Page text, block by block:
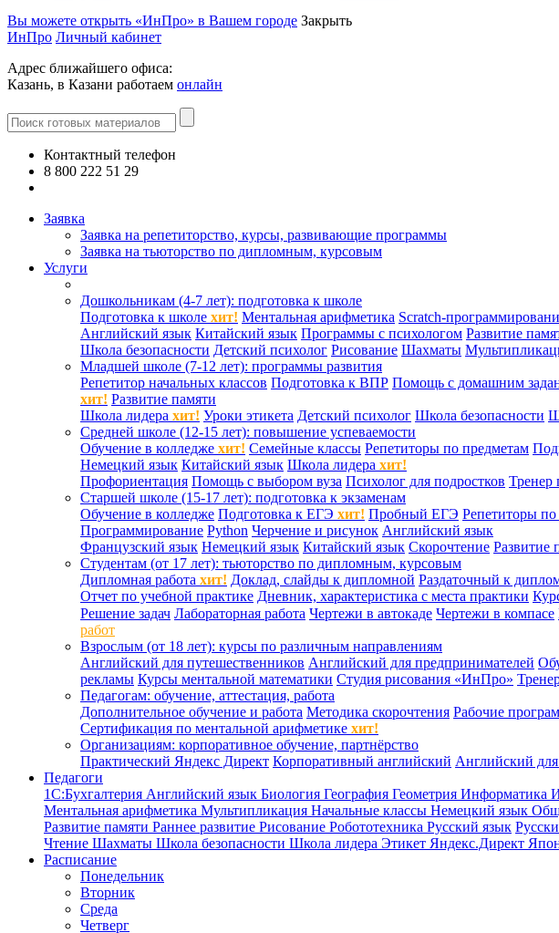
Вы можете открыть «ИнПро» в Вашем городе Закрыть
ИнПро Личный кабинет
Адрес ближайшего офиса:
Казань, в Казани работаем онлайн
Контактный телефон
8 800 222 51 29
Заявка
Заявка на репетиторство, курсы, развивающие программы
Заявка на тьюторство по дипломным, курсовым
Услуги
Дошкольникам (4-7 лет): подготовка к школе
Подготовка к школе хит! Ментальная арифметика Scratch-
Английский язык Китайский язык Программы с психологом Развитие
Школа безопасности Детский психолог Рисование Шахматы
Младшей школе (7-12 лет): программы развития
Репетитор начальных классов Подготовка к ВПР Помощь с домашним
хит! Развитие памяти
Школа лидера хит! Уроки этикета Детский психолог Школа безопасности
Средней школе (12-15 лет): повышение успеваемости
Обучение в колледже хит! Семейные классы Репетиторы по предметам
Немецкий язык Китайский язык Школа лидера хит!
Профориентация Помощь с выбором вуза Психолог для подростков Тренер
Старшей школе (15-17 лет): подготовка к экзаменам
Обучение в колледже Подготовка к ЕГЭ хит! Пробный ЕГЭ Репетиторы
Программирование Python Черчение и рисунок Английский язык
Французский язык Немецкий язык Китайский язык Скорочтение Развитие
Студентам (от 17 лет): тьюторство по дипломным, курсовым
Дипломная работа хит! Доклад, слайды к дипломной Раздаточный к
Отчет по учебной практике Дневник, характеристика с места практики
Решение задач Лабораторная работа Чертежи в автокаде Чертежи в компасе
работ
Взрослым (от 18 лет): курсы по различным направлениям
Английский для путешественников Английский для предпринимателей
рекламы Курсы ментальной математики Студия рисования «ИнПро»
Педагогам: обучение, аттестация, работа
Дополнительное обучение и работа Методика скорочтения Рабочие
Сертификация по ментальной арифметике хит!
Организациям: корпоративное обучение, партнёрство
Практический Яндекс Директ Корпоративный английский Английский для
Педагоги
1С:Бухгалтерия Английский язык Биология География Геометрия Информатика
Ментальная арифметика Мультипликация Начальные классы Немецкий язык
Развитие памяти Раннее развитие Рисование Робототехника Русский язык
Чтение Шахматы Школа безопасности Школа лидера Этикет Яндекс.Директ
Расписание
Понедельник
Вторник
Среда
Четверг